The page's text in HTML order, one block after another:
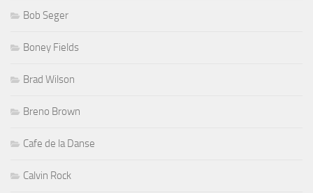
Bob Seger
Boney Fields
Brad Wilson
Breno Brown
Cafe de la Danse
Calvin Rock